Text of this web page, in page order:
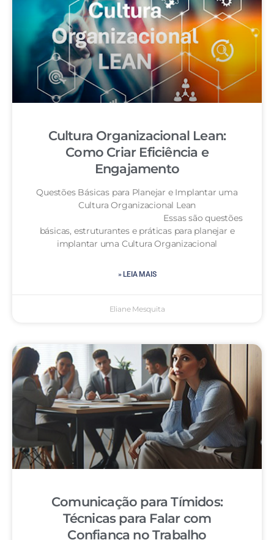
Cultura Organizacional Lean:
Como Criar Eficiência e
Engajamento
Questões Básicas para Planejar e Implantar uma
Cultura Organizacional Lean
Essas são questões
básicas, estruturantes e práticas para planejar e
implantar uma Cultura Organizacional
» LEIA MAIS
Eliane Mesquita
Comunicação para Tímidos:
Técnicas para Falar com
Confiança no Trabalho